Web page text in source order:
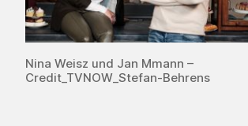
Nina Weisz und Jan Mmann –
Credit_TVNOW_Stefan-Behrens